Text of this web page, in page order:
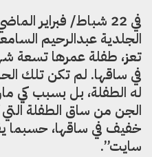
في 22 شباط/ فبراير
الجلدية عبدالرحيم
تعز، طفلة عمرها تسعة
في ساقها. لم تكن تلك
له الطفلة، بل بسبب كي
الجن من ساق الطفلة
خفيف في ساقها، حسبما
سايت”.